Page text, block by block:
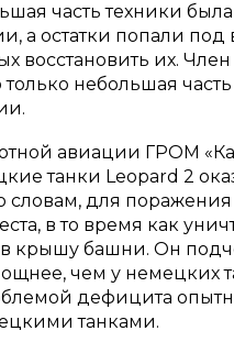
часть техники
а остатки попали под
восстановить их.
только небольшая
авиации ГРОМ
танки Leopard 2
для поражения
в то время как
крышу башни. Он
чем у немецких
дефицита
танками.